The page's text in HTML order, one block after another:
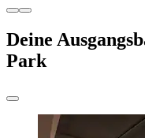
Deine
Park